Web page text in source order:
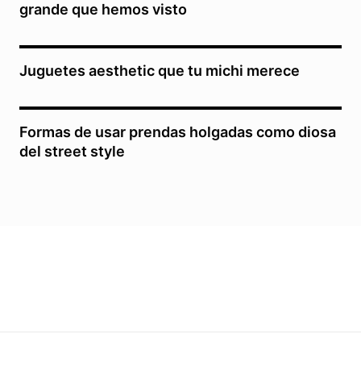
grande que hemos visto
Juguetes aesthetic que tu michi merece
Formas de usar prendas holgadas como diosa
del street style